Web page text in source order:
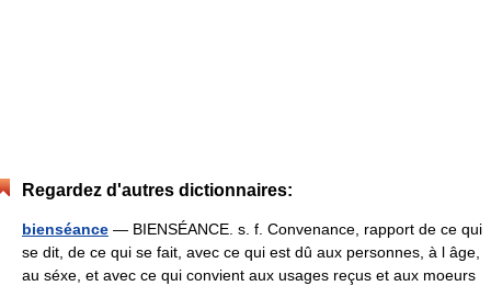
Regardez d'autres dictionnaires:
bienséance — BIENSÉANCE. s. f. Convenance, rapport de ce qui
se dit, de ce qui se fait, avec ce qui est dû aux personnes, à l âge,
au séxe, et avec ce qui convient aux usages reçus et aux moeurs